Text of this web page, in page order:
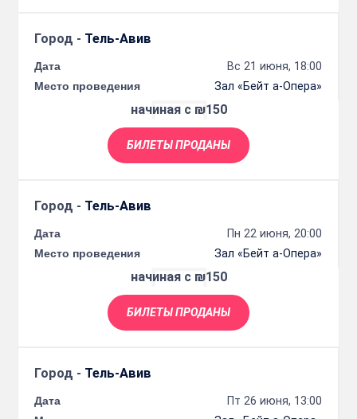
Город - Тель-Авив
Дата
Вс 21 июня, 18:00
Место проведения
Зал «Бейт а-Опера»
начиная с ₪150
БИЛЕТЫ ПРОДАНЫ
Город - Тель-Авив
Дата
Пн 22 июня, 20:00
Место проведения
Зал «Бейт а-Опера»
начиная с ₪150
БИЛЕТЫ ПРОДАНЫ
Город - Тель-Авив
Дата
Пт 26 июня, 13:00